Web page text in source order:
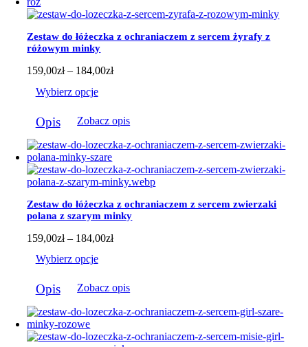
wariantów.
Opcje
można
wybrać
na
stronie
Zestaw do łóżeczka z ochraniaczem z sercem żyrafy z
różowym minky
159,00zł – 184,00złZakres
do
Wybierz opcje
produkt
ma
wiele
wariantów.
Opcje
można
wybrać
na
stronie
produktu
Opis Zobacz opis
Zestaw do łóżeczka z ochraniaczem z sercem zwierzaki
polana z szarym minky
159,00zł – 184,00złZakres
do
Wybierz opcje
produkt
ma
wiele
wariantów.
Opcje
Opis Zobacz opis